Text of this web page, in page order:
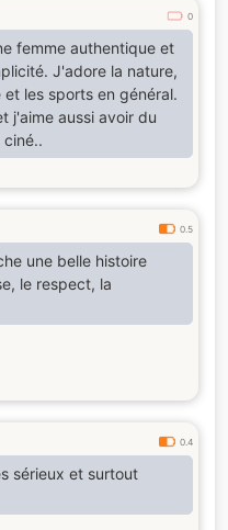
0
femme authentique et
J'adore la nature,
les sports en général.
j'aime aussi avoir du
ciné..
0.5
une belle histoire
le respect, la
0.4
sérieux et surtout